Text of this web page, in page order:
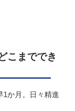
こまででき
1か月。日々精進